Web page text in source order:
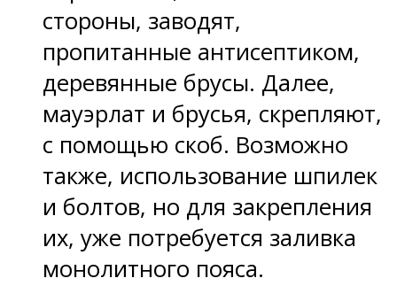
стороны, заводят,
пропитанные антисептиком,
деревянные брусы. Далее,
мауэрлат и брусья, скрепляют,
с помощью скоб. Возможно
также, использование шпилек
и болтов, но для закрепления
их, уже потребуется заливка
монолитного пояса.